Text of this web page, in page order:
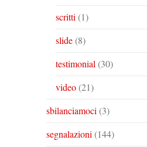
scritti (1)
slide(8)
testimonial (30)
video(21)
sbilanciamoci (3)
segnalazioni (144)